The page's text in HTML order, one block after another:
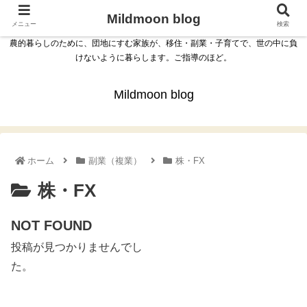
農的暮らしのために、団地にすむ家族が、移住・副業・子育てで、世の中に負
けないように暮らします。ご指導のほど。
Mildmoon blog
ホーム 副業（複業） 株・FX
株・FX
NOT FOUND
投稿が見つかりませんでし
た。
メニュー Mildmoon blog 検索